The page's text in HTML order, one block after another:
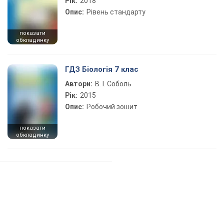
показати
обкладинку
Опис: Рівень стандарту
показати
обкладинку
ГДЗ Біологія 7 клас
Автори: В. І. Соболь
Рік: 2015
Опис: Робочий зошит